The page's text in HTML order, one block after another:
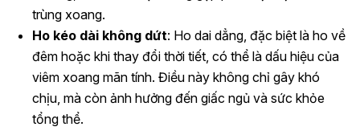
trùng xoang.
Ho kéo dài không dứt: Ho dai dẳng, đặc biệt là ho về
đêm hoặc khi thay đổi thời tiết, có thể là dấu hiệu của
viêm xoang mãn tính. Điều này không chỉ gây khó
chịu, mà còn ảnh hưởng đến giấc ngủ và sức khỏe
tổng thể.